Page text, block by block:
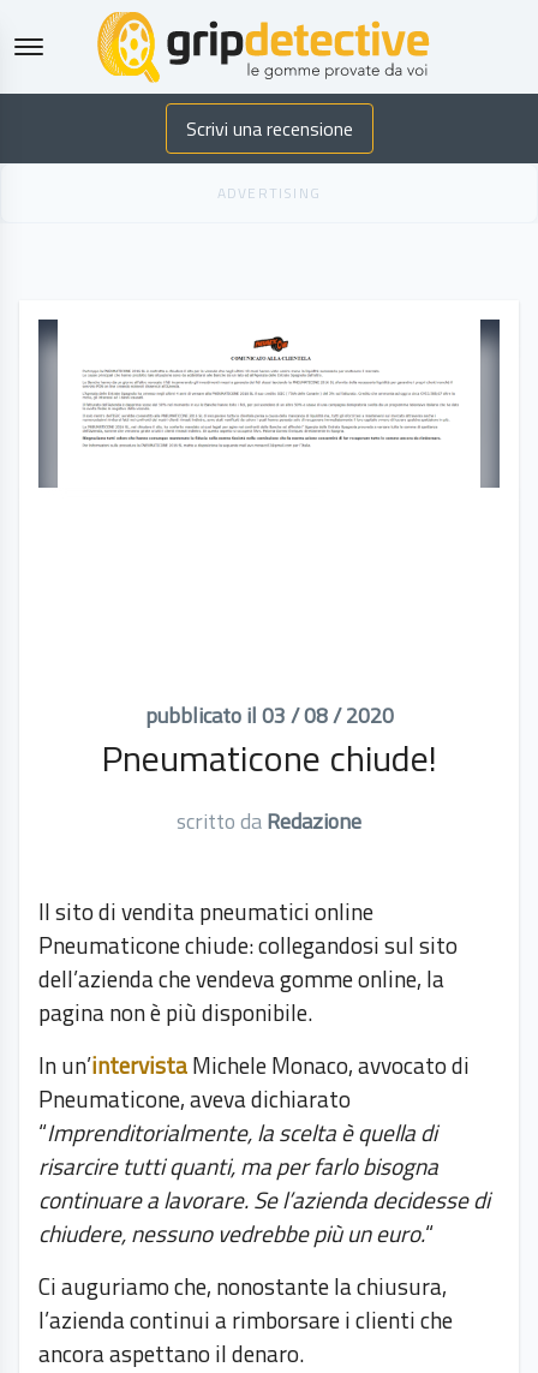
GripDetective
Scrivi una recensione
pubblicato il 03 / 08 / 2020
Pneumaticone chiude!
scritto daRedazione
Il sito di vendita pneumatici online
Pneumaticone chiude: collegandosi sul sito
dell’azienda che vendeva gomme online, la
pagina non è più disponibile.
In un’intervistaMichele Monaco, avvocato di
Pneumaticone, aveva dichiarato
“Imprenditorialmente, la scelta è quella di
risarcire tutti quanti, ma per farlo bisogna
continuare a lavorare. Se l’azienda decidesse di
chiudere, nessuno vedrebbe più un euro.“
Ci auguriamo che, nonostante la chiusura,
l’azienda continui a rimborsare i clienti che
ancora aspettano il denaro.